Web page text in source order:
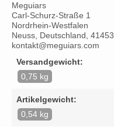
Meguiars
Carl-Schurz-Straße 1
Nordrhein-Westfalen
Neuss, Deutschland, 41453
kontakt@meguiars.com
Versandgewicht:
0,75 kg
Artikelgewicht:
0,54 kg